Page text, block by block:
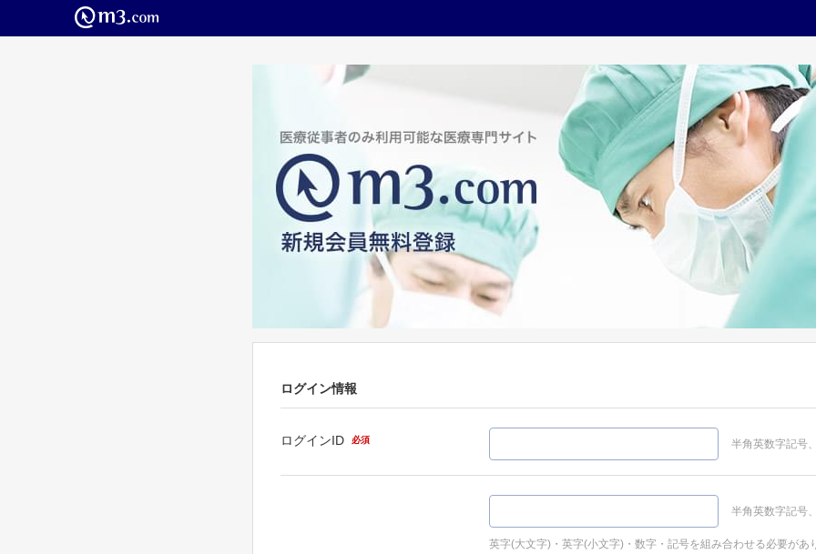
ログイン情報
ログインID 必須 半角英数字記号
半角英数字記号
英字(大文字)・英字(小文字)・数字・記号を組み合わせる必要があ